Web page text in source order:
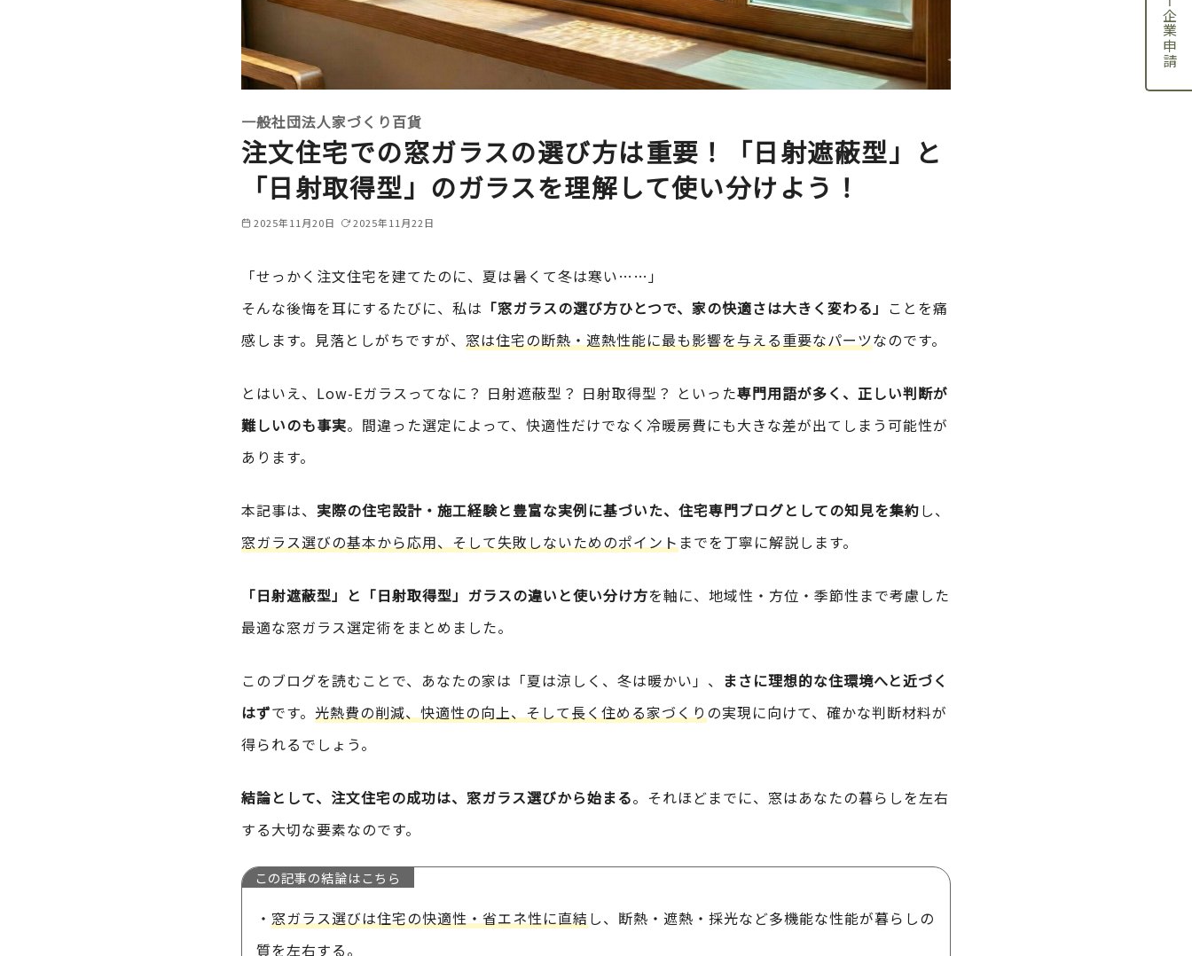
一般社団法人家づくり百貨
注文住宅での窓ガラスの選び方は重要！「日射遮蔽型」と
「日射取得型」のガラスを理解して使い分けよう！
2025年11月20日 2025年11月22日
「せっかく注文住宅を建てたのに、夏は暑くて冬は寒い……」
そんな後悔を耳にするたびに、私は 「窓ガラスの選び方ひとつで、家の快適さは大きく変わる」 ことを痛
感します。見落としがちですが、 窓は住宅の断熱・遮熱性能に最も影響を与える重要なパーツなのです。
とはいえ、Low-Eガラスってなに？ 日射遮蔽型？ 日射取得型？ といった専門用語が多く、正しい判断が
難しいのも事実。間違った選定によって、快適性だけでなく冷暖房費にも大きな差が出てしまう可能性が
あります。
本記事は、 実際の住宅設計・施工経験と豊富な実例に基づいた、住宅専門ブログとしての知見を集約し、
窓ガラス選びの基本から応用、そして失敗しないためのポイントまでを丁寧に解説します。
「日射遮蔽型」と「日射取得型」ガラスの違いと使い分け方を軸に、地域性・方位・季節性まで考慮した
最適な窓ガラス選定術をまとめました。
このブログを読むことで、あなたの家は「夏は涼しく、冬は暖かい」、 まさに理想的な住環境へと近づく
はずです。 光熱費の削減、快適性の向上、そして長く住める家づくりの実現に向けて、確かな判断材料が
得られるでしょう。
結論として、注文住宅の成功は、窓ガラス選びから始まる。それほどまでに、窓はあなたの暮らしを左右
する大切な要素なのです。
この記事の結論はこちら
・ 窓ガラス選びは住宅の快適性・省エネ性に直結し、断熱・遮熱・採光など多機能な性能が暮らしの
質を左右する。